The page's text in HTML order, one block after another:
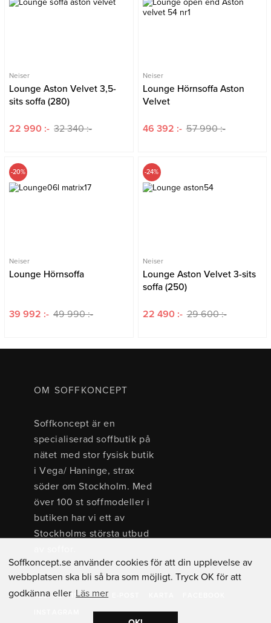
Neiser
Lounge Aston Velvet 3,5-
sits soffa (280)
22 990 :- 32 340 :-
Neiser
Lounge Hörnsoffa Aston
Velvet
46 392 :- 57 990 :-
-20%
Neiser
Lounge Hörnsoffa
39 992 :- 49 990 :-
-24%
Neiser
Lounge Aston Velvet 3-sits
soffa (250)
22 490 :- 29 600 :-
OM SOFFKONCEPT
Soffkoncept är en
specialiserad soffbutik på
nätet med stor fysisk butik
i Vega/ Haninge, strax
söder om Stockholm. Med
över 100 st soffmodeller i
butiken har vi ett av
Stockholms största utbud
TEL: 08 - 15 40 00
Soffkoncept.se använder cookies för att din upplevelse av
webbplatsen ska bli så bra som möjligt. Tryck OK för att
godkänna eller Läs mer